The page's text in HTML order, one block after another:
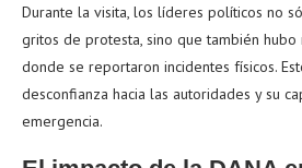
Durante la visita, los líderes políticos no
gritos de protesta, sino que también
donde se reportaron incidentes físicos.
desconfianza hacia las autoridades y su
emergencia.